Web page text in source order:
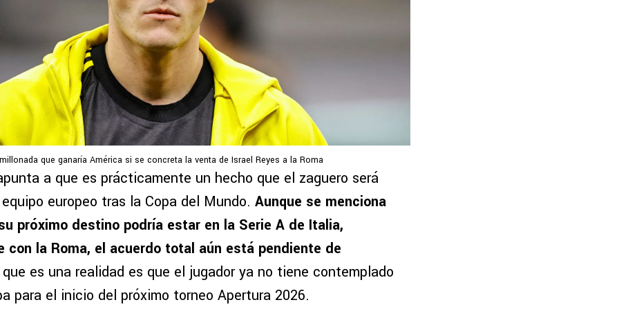
que ganaría América si se concreta la venta de Israel Reyes a la Roma
a que es prácticamente un hecho que el zaguero será
europeo tras la Copa del Mundo. Aunque se menciona
próximo destino podría estar en la Serie A de Italia,
con la Roma, el acuerdo total aún está pendiente de
es una realidad es que el jugador ya no tiene contemplado
para el inicio del próximo torneo Apertura 2026.